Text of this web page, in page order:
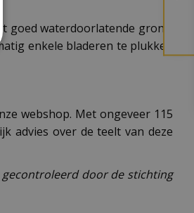
waterdoorlatende grond.
enkele bladeren te plukken
webshop. Met ongeveer 115
advies over de teelt van deze
door de stichting